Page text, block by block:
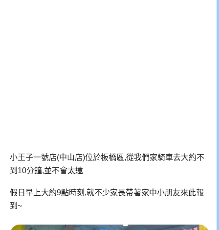
小王子一號店(中山店)位於板橋區,從我們家騎車去大約不
到10分鐘,並不會太遠
假日早上大約9點時刻,就不少家長帶著家中小朋友來此報
到~